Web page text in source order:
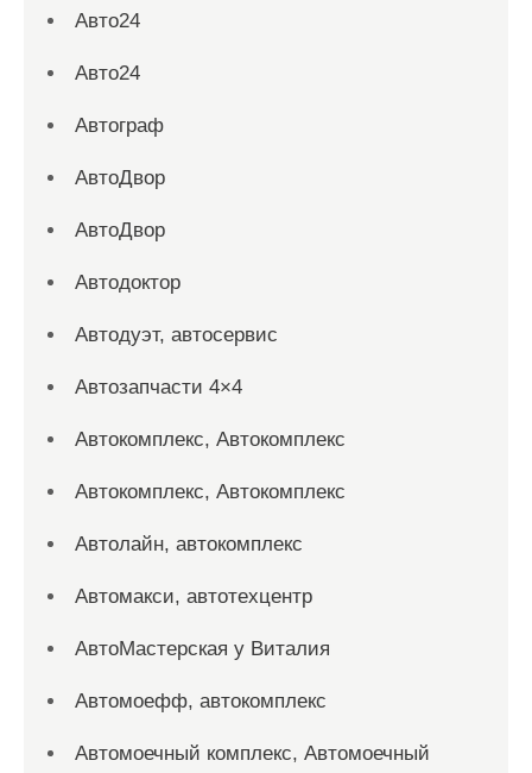
Авто24
Авто24
Автограф
АвтоДвор
АвтоДвор
Автодоктор
Автодуэт, автосервис
Автозапчасти 4×4
Автокомплекс, Автокомплекс
Автокомплекс, Автокомплекс
Автолайн, автокомплекс
Автомакси, автотехцентр
АвтоМастерская у Виталия
Автомоефф, автокомплекс
Автомоечный комплекс, Автомоечный